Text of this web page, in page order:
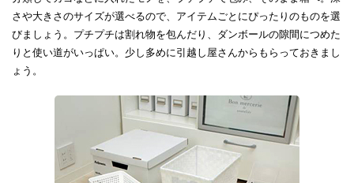
さや大きさのサイズが選べるので、アイテムごとにぴったりのものを選
びましょう。プチプチは割れ物を包んだり、ダンボールの隙間につめた
りと使い道がいっぱい。少し多めに引越し屋さんからもらっておきまし
ょう。